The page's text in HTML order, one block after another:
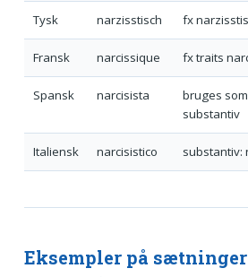
Tysk narzisstisch fx
Fransk narcissique fx traits
Spansk narcisista
bruges
substantiv
Italiensk narcisistico substantiv:
Eksempler på